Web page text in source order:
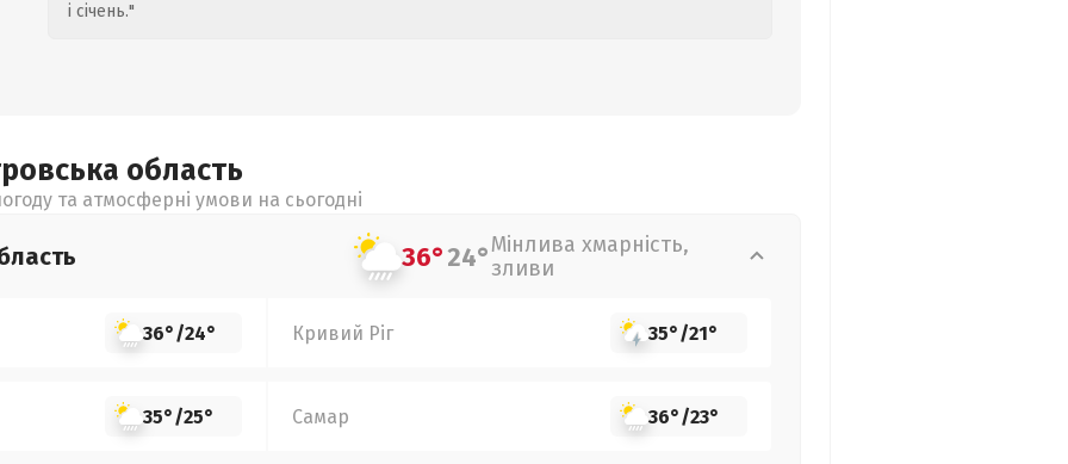
і січень."
область
та атмосферні умови на сьогодні
36°24°Мінлива хмарність,
зливи
36°/24° Кривий Ріг 35°/21°
35°/25° Самар 36°/23°